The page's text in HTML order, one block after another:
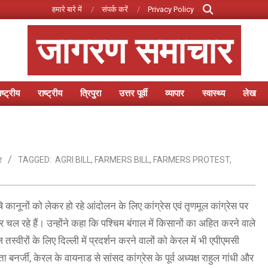
हमारे बारे में संपर्क करें Privacy Policy
Search
जागरण समाचार
Primary
राष्ट्रीय त्रिपुरा उत्तर पूर्वी व्यापार स्वास्थ्य लेख
TAGGED: AGRI BILL , FARMERS BILL , FARMERS PROTEST,
कानूनों को लेकर हो रहे आंदोलन के लिए कांग्रेस एवं तृणमूल कांग्रेस पर
रहे हैं। उन्होंने कहा कि पश्चिम बंगाल में किसानों का अहित करने वाले
के लिए दिल्ली में प्रदर्शन करने वालों को केरल में भी एपीएमसी
बनर्जी, केरल के वायनाड से सांसद कांग्रेस के पूर्व अध्यक्ष राहुल गांधी और